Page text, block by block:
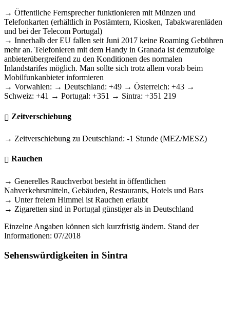
→ Öffentliche Fernsprecher funktionieren mit Münzen und
Telefonkarten (erhältlich in Postämtern, Kiosken, Tabakwarenläden
und bei der Telecom Portugal)
→ Innerhalb der EU fallen seit Juni 2017 keine Roaming Gebühren
mehr an. Telefonieren mit dem Handy in Granada ist demzufolge
anbieterübergreifend zu den Konditionen des normalen
Inlandstarifes möglich. Man sollte sich trotz allem vorab beim
Mobilfunkanbieter informieren
→ Vorwahlen: → Deutschland: +49 → Österreich: +43 →
Schweiz: +41 → Portugal: +351 → Sintra: +351 219
Zeitverschiebung
→ Zeitverschiebung zu Deutschland: -1 Stunde (MEZ/MESZ)
Rauchen
→ Generelles Rauchverbot besteht in öffentlichen
Nahverkehrsmitteln, Gebäuden, Restaurants, Hotels und Bars
→ Unter freiem Himmel ist Rauchen erlaubt
→ Zigaretten sind in Portugal günstiger als in Deutschland
Einzelne Angaben können sich kurzfristig ändern. Stand der
Informationen: 07/2018
Sehenswürdigkeiten in Sintra